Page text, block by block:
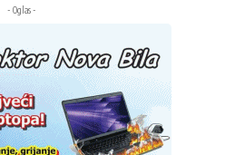
- Oglas -